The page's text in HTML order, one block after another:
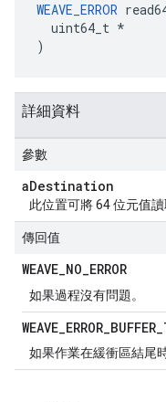
WEAVE_ERROR
  uint64_t *
)
詳細資料
參數
aDestination
此位置可將 64 位元值讀
傳回值
WEAVE_NO_ERROR
如果過程沒有問題。
WEAVE_ERROR_BUFFER_
如果作業在緩衝區結尾時